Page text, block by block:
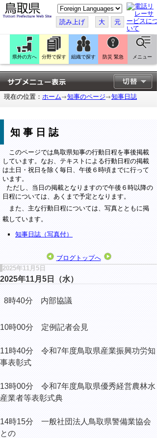
こ
の
ペ
ー
ジ
翻
訳
す
る
読み上げ 大 元
県外の方へ 分野で探す 組織で探す 防災 緊急 メニュー
現在の位置： ホーム 知事のページ 知事日誌
知事日誌
このページでは鳥取県知事の行動日程を事後掲載
しています。なお、テキストによる行動日程の掲載
は土日・祝日を除く毎日、午後６時頃までに行って
います。
ただし、当日の掲載となりますので午後６時以降の
日程については、あくまで予定となります。
また、主な行動日程については、写真とともに掲
載しています。
知事日誌（写真付）
ブログトップへ
2025年11月5日
2025年11月5日（水）
8時40分 内部協議
10時00分 定例記者会見
11時40分 令和7年度鳥取県産業振興功労知
事表彰式
13時00分 令和7年度鳥取県優秀経営農林水
産業者等表彰式典
14時15分 一般社団法人鳥取県警備業協会
との